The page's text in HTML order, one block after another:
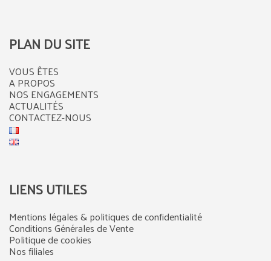
PLAN DU SITE
VOUS ÊTES
A PROPOS
NOS ENGAGEMENTS
ACTUALITÉS
CONTACTEZ-NOUS
LIENS UTILES
Mentions légales & politiques de confidentialité
Conditions Générales de Vente
Politique de cookies
Nos filiales